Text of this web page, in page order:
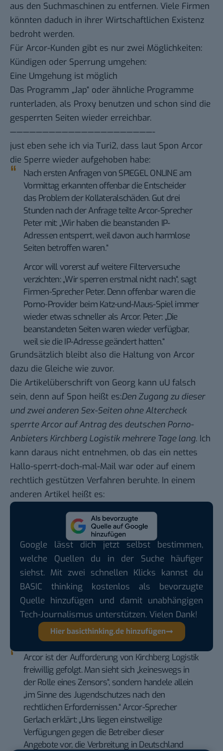
aus den Suchmaschinen zu entfernen. Viele Firmen
könnten daduch in ihrer Wirtschaftlichen Existenz
bedroht werden.
Für Arcor-Kunden gibt es nur zwei Möglichkeiten:
Kündigen oder Sperrung umgehen:
Eine Umgehung ist möglich
Das Programm „Jap“ oder ähnliche Programme
runterladen, als Proxy benutzen und schon sind die
gesperrten Seiten wieder erreichbar.
——————————————————————-
just eben sehe ich via Turi2, dass laut Spon Arcor
die Sperre wieder aufgehoben habe:
Nach ersten Anfragen von SPIEGEL ONLINE am
Vormittag erkannten offenbar die Entscheider
das Problem der Kollateralschäden. Gut drei
Stunden nach der Anfrage teilte Arcor-Sprecher
Peter mit: „Wir haben die beanstanden IP-
Adressen entsperrt, weil davon auch harmlose
Seiten betroffen waren.“
Arcor will vorerst auf weitere Filterversuche
verzichten: „Wir sperren erstmal nicht nach“, sagt
Firmen-Sprecher Peter. Denn offenbar waren die
Porno-Provider beim Katz-und-Maus-Spiel immer
wieder etwas schneller als Arcor. Peter: „Die
beanstandeten Seiten waren wieder verfügbar,
weil sie die IP-Adresse geändert hatten.“
Grundsätzlich bleibt also die Haltung von Arcor
dazu die Gleiche wie zuvor.
Die Artikelüberschrift von Georg kann uU falsch
sein, denn auf Spon heißt es:Den Zugang zu dieser
und zwei anderen Sex-Seiten ohne Altercheck
sperrte Arcor auf Antrag des deutschen Porno-
Anbieters Kirchberg Logistik mehrere Tage lang. Ich
kann daraus nicht entnehmen, ob das ein nettes
Hallo-sperrt-doch-mal-Mail war oder auf einem
rechtlich gestützen Verfahren beruhte. In einem
anderen Artikel heißt es:
Google lässt dich jetzt selbst bestimmen,
welche Quellen du in der Suche häufiger
siehst. Mit zwei schnellen Klicks kannst du
BASIC thinking kostenlos als bevorzugte
Quelle hinzufügen und damit unabhängigen
Tech-Journalismus unterstützen. Vielen Dank!
Hier basicthinking.de hinzufügen
Arcor ist der Aufforderung von Kirchberg Logistik
freiwillig gefolgt. Man sieht sich „keineswegs in
der Rolle eines Zensors“, sondern handele allein
„im Sinne des Jugendschutzes nach den
rechtlichen Erfordernissen.“ Arcor-Sprecher
Gerlach erklärt: „Uns liegen einstweilige
Verfügungen gegen die Betreiber dieser
Angebote vor, die Verbreitung in Deutschland